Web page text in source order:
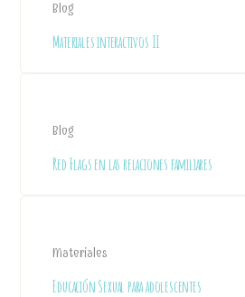
Blog
Materiales interactivos II
Blog
Red Flags en las relaciones familiares
Materiales
Educación Sexual para adolescentes